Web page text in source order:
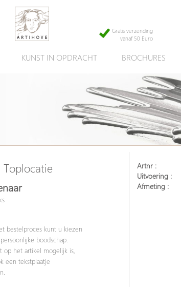
Gratis verzending
vanaf 50 Euro
KUNST IN OPDRACHT BROCHURES
Toplocatie
bestelproces kunt u kiezen
boodschap.
op het artikel mogelijk is,
een tekstplaatje
Artnr :
Uitvoering :
Afmeting :